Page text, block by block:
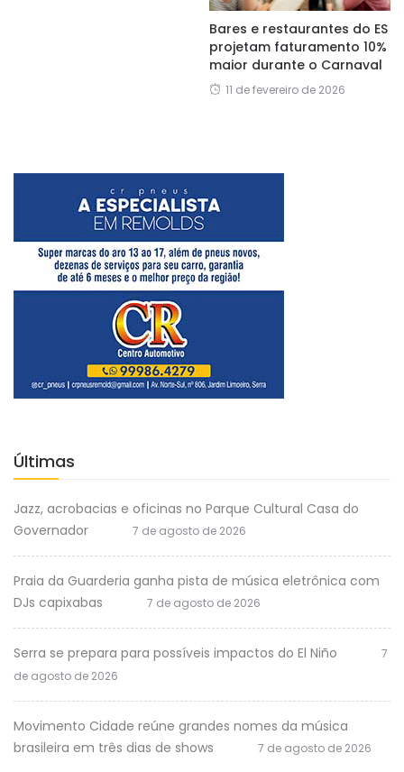
Bares e restaurantes do ES
projetam faturamento 10%
maior durante o Carnaval
11 de fevereiro de 2026
Últimas
Jazz, acrobacias e oficinas no Parque Cultural Casa do
Governador
7 de agosto de 2026
Praia da Guarderia ganha pista de música eletrônica com
DJs capixabas
7 de agosto de 2026
Serra se prepara para possíveis impactos do El Niño
7
de agosto de 2026
Movimento Cidade reúne grandes nomes da música
brasileira em três dias de shows
7 de agosto de 2026